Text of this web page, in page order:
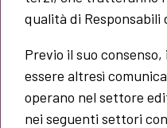
qualità di
Previo il suo
essere altresì
operano nel settore
nei seguenti settori